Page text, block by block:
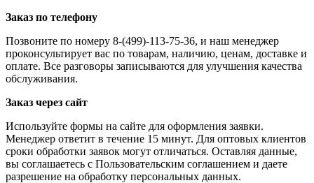
Заказ по телефону
Позвоните по номеру 8-(499)-113-75-36, и наш менеджер
проконсультирует вас по товарам, наличию, ценам, доставке и
оплате. Все разговоры записываются для улучшения качества
обслуживания.
Заказ через сайт
Используйте формы на сайте для оформления заявки.
Менеджер ответит в течение 15 минут. Для оптовых клиентов
сроки обработки заявок могут отличаться. Оставляя данные,
вы соглашаетесь с Пользовательским соглашением и даете
разрешение на обработку персональных данных.